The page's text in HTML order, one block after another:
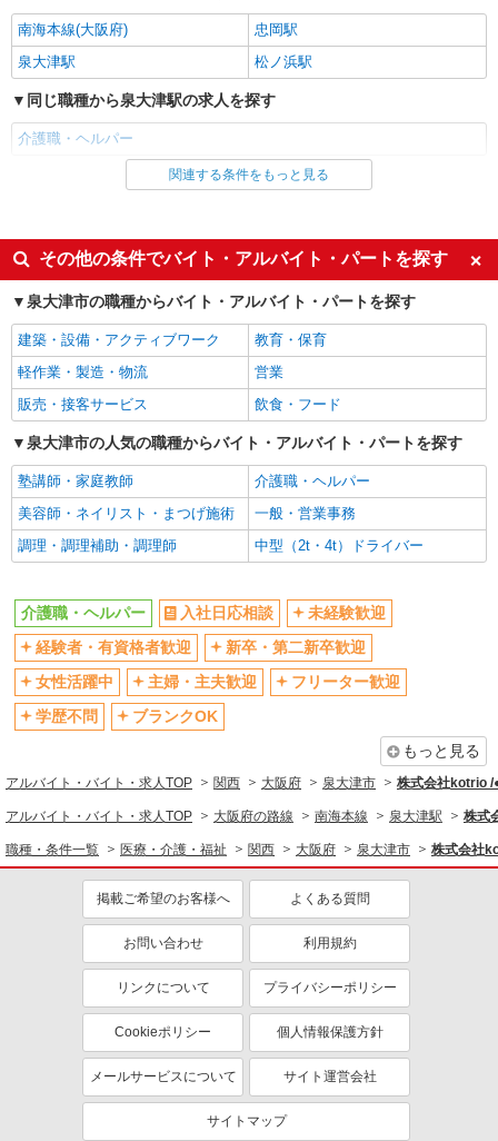
南海本線(大阪府)
忠岡駅
泉大津駅
松ノ浜駅
同じ職種から泉大津駅の求人を探す
介護職・ヘルパー
同じ雇用形態から泉大津駅の求人を探す
同じ特徴から泉大津駅の求人を探す
入社日応相談
未経験歓迎
経験者・有資格者歓迎
新卒・第二新卒歓迎
女性活躍中
主婦・主夫歓迎
フリーター歓迎
学歴不問
ブランクOK
ミドル（40代～）活躍中
エルダー（50代～）活躍中
シニア（60代～）活躍中
高収入・高額
ボーナス・賞与あり
昇給あり
完全週休2日制
フルタイム歓迎
禁煙・分煙
バイク通勤OK
自転車通勤OK
残業少なめ（月20h未満）
交通費支給
社会保険あり
産休・育休取得実績あり
退職金・財形貯蓄制度あり
医療・介護・福祉
介護職・ヘルパー
同じ特徴から求人を探す
ミドル（40代～）活躍中
ボーナス・賞与あり
車通勤OK
交通費支給
社会保険あり
産休・育休取得実績あり
関連する条件をもっと見る
その他の条件でバイト・アルバイト・パートを探す
泉大津市の職種からバイト・アルバイト・パートを探す
建築・設備・アクティブワーク
教育・保育
軽作業・製造・物流
営業
販売・接客サービス
飲食・フード
泉大津市の人気の職種からバイト・アルバイト・パートを探す
塾講師・家庭教師
介護職・ヘルパー
美容師・ネイリスト・まつげ施術
一般・営業事務
調理・調理補助・調理師
中型（2t・4t）ドライバー
介護職・ヘルパー 入社日応相談
未経験歓迎
経験者・有資格者歓迎
新卒・第二新卒歓迎
女性活躍中
主婦・主夫歓迎
フリーター歓迎
学歴不問
ブランクOK
もっと見る
アルバイト・バイト・求人TOP 関西 大阪府 泉大津市 株式会社kotrio /
アルバイト・バイト・求人TOP 大阪府の路線 南海本線 泉大津駅 株式
職種・条件一覧 医療・介護・福祉 関西 大阪府 泉大津市 株式会社
掲載ご希望のお客様へ よくある質問
お問い合わせ 利用規約
リンクについて プライバシーポリシー
Cookieポリシー 個人情報保護方針
メールサービスについて サイト運営会社
サイトマップ